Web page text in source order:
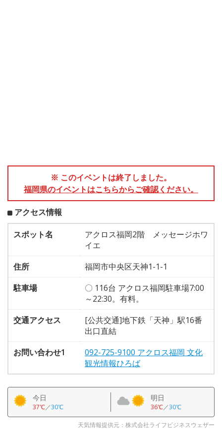
※ このイベントは終了しました。
福岡県のイベントはこちらからご確認ください。
アクセス情報
スポット名
アクロス福岡2階 メッセージホワ
イエ
住所
福岡市中央区天神1-1-1
駐車場
〇 116台 アクロス福岡駐車場7:00
～22:30。有料。
交通アクセス
[公共交通]地下鉄「天神」駅16番
出口直結
お問い合わせ1
092-725-9100 アクロス福岡 文化
観光情報ひろば
今日
37℃／30℃
明日
36℃／30℃
天気情報提供元：株式会社ライフビジネスウェザー